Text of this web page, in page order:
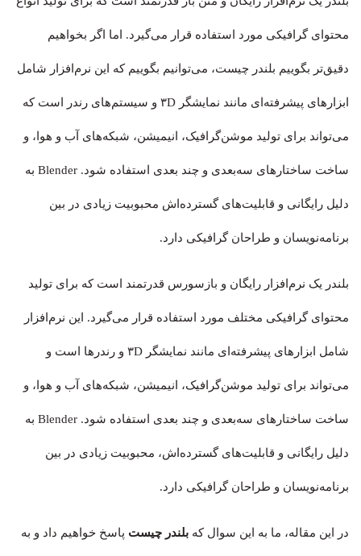
محتوای گرافیکی مورد استفاده قرار می‌گیرد. اما اگر بخواهیم
دقیق‌تر بگوییم بلندر چیست، می‌توانیم بگوییم که این نرم‌افزار شامل
ابزارهای پیشرفته‌ای مانند نمایشگر ۳D و سیستم‌های رندر است که
می‌تواند برای تولید موشن‌گرافیک، انیمیشن، شبکه‌های آب و هوا، و
ساخت ساختارهای سه‌بعدی و چند بعدی استفاده شود. Blender به
دلیل رایگانی و قابلیت‌های گسترده‌اش محبوبیت زیادی در بین
برنامه‌نویسان و طراحان گرافیکی دارد.
بلندر یک نرم‌افزار رایگان و باز‌سورس قدرتمند است که برای تولید
محتوای گرافیکی مختلف مورد استفاده قرار می‌گیرد. این نرم‌افزار
شامل ابزارهای پیشرفته‌ای مانند نمایشگر ۳D و رندر‌ها است و
می‌تواند برای تولید موشن‌گرافیک، انیمیشن، شبکه‌های آب و هوا، و
ساخت ساختارهای سه‌بعدی و چند بعدی استفاده شود. Blender به
دلیل رایگانی و قابلیت‌های گسترده‌اش، محبوبیت زیادی در بین
برنامه‌نویسان و طراحان گرافیکی دارد.
در این مقاله، ما به این سوال که بلندر چیست پاسخ خواهیم داد و به